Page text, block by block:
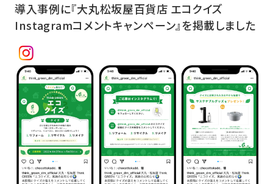
導入事例
お客様の声
クライアント一覧
ニュース
採用情報
メンバー
導入事例に『大丸松坂屋百貨店 エコクイズ
Instagramコメントキャンペーン』を掲載しました